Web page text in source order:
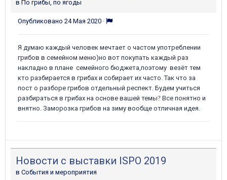
в По грибы, по ягоды
Опубликовано 24 Мая 2020 ·
Я думаю каждый человек мечтает о частом употреблении
грибов в семейном меню)но вот покупать каждый раз
накладно в плане семейного бюджета,поэтому везёт тем
кто разбирается в грибах и собирает их часто. Так что за
пост о разборе грибов отдельный респект. Будем учиться
разбираться в грибах на основе вашей темы? Все понятно и
внятно. Заморозка грибов на зиму вообще отличная идея.
Новости с выставки ISPO 2019
в События и мероприятия